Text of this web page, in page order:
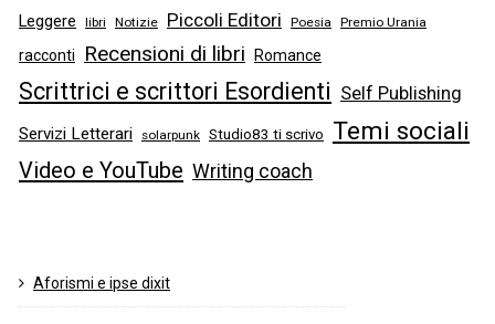
Leggere libri Notizie Piccoli Editori Poesia Premio Urania
racconti Recensioni di libri Romance
Scrittrici e scrittori Esordienti Self Publishing
Servizi Letterari solarpunk Studio83 ti scrivo Temi sociali
Video e YouTube Writing coach
Aforismi e ipse dixit